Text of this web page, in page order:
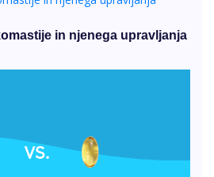
in njenega upravljanja